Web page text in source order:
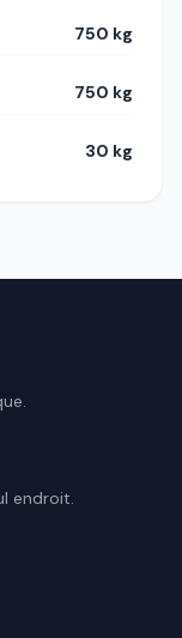
750 kg
750 kg
30 kg
endroit.